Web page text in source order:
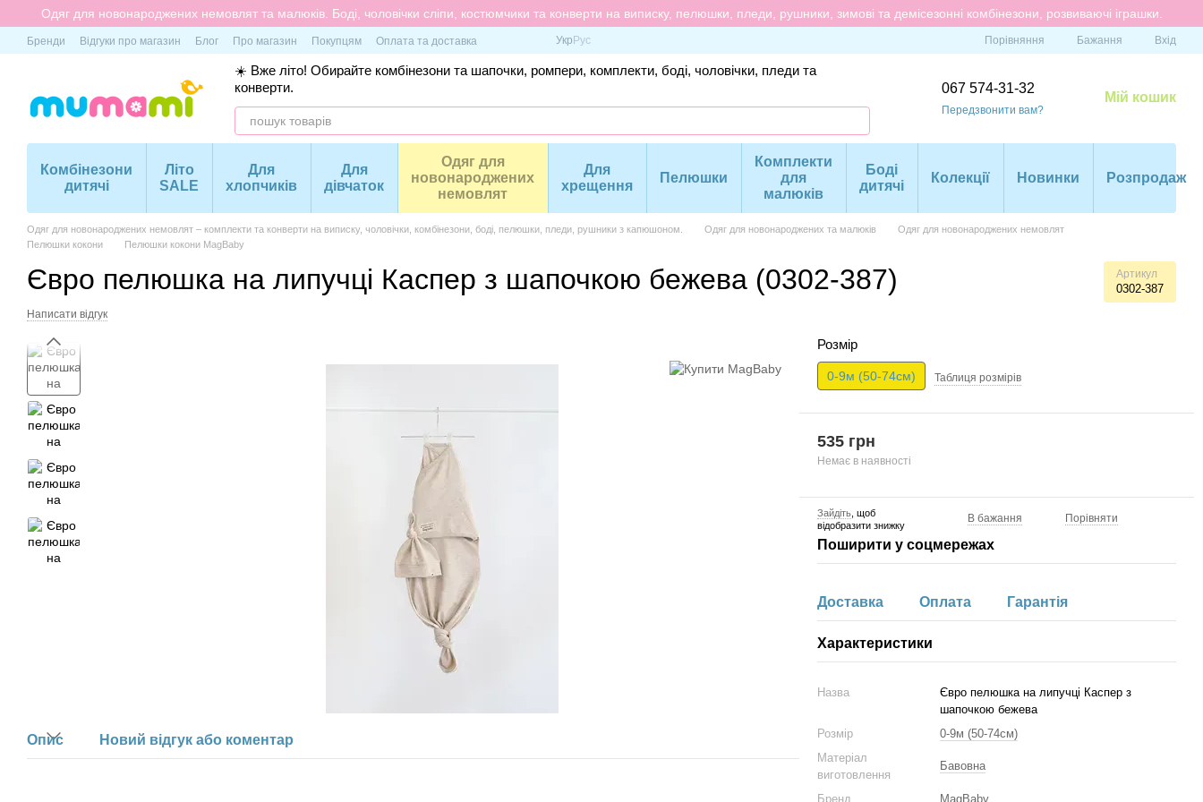
Перейти до основного контенту
Одяг для новонароджених немовлят та малюків. Боді, чоловічки сліпи, костюмчики та конверти на виписку, пелюшки, пледи, рушники, зимові та демісезонні комбінезони, розвиваючі іграшки.
Бренди Відгуки про магазин Блог Про магазин Покупцям Оплата та доставка Укр Рус Порівняння Бажання Вхід
☀️ Вже літо! Обирайте комбінезони та шапочки, ромпери, комплекти, боді, чоловічки, пледи та
конверти.
067 574-31-32
Передзвонити вам?
Мій кошик
Комбінезони
дитячі
Літо
SALE
Для
хлопчиків
Для
дівчаток
Одяг для
новонароджених
немовлят
Для
хрещення
Пелюшки
Комплекти
для
малюків
Боді
дитячі
Колекції Новинки Розпродаж
Одяг для новонароджених немовлят – комплекти та конверти на виписку, чоловічки, комбінезони, боді, пелюшки, пледи, рушники з капюшоном. Одяг для новонароджених та малюків
Одяг для новонароджених немовлят
Пелюшки кокони
Пелюшки кокони MagBaby
Євро пелюшка на липучці Каспер з шапочкою бежева (0302-387) Артикул
0302-387
Написати відгук
Опис Новий відгук або коментар
Розмір
0-9м (50-74см) Таблиця розмiрiв
535 грн
Немає в наявності
Зайдіть , щоб
відобразити знижку
В бажання Порівняти
Поширити у соцмережах
Доставка Оплата Гарантія
Характеристики
Назва
Євро пелюшка на липучці Каспер з
шапочкою бежева
Розмір
0-9м (50-74см)
Матеріал
виготовлення
Бавовна
Бренд MagBaby